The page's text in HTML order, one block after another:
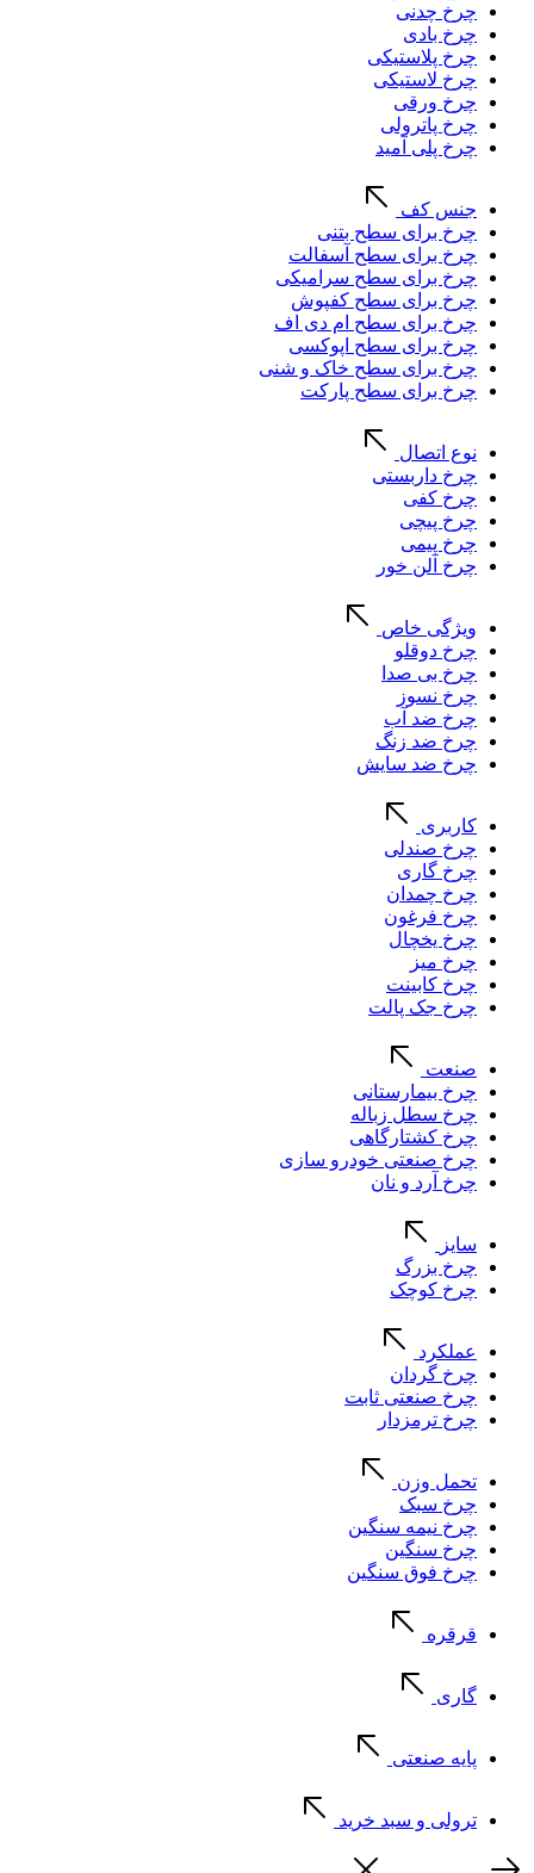
چرخ چدنی
چرخ بادی
چرخ پلاستیکی
چرخ لاستیکی
چرخ ورقی
چرخ پاترولی
چرخ پلی آمید
جنس کف
چرخ برای سطح بتنی
چرخ برای سطح آسفالت
چرخ برای سطح سرامیکی
چرخ برای سطح کفپوش
چرخ برای سطح ام دی اف
چرخ برای سطح اپوکسی
چرخ برای سطح خاک و شنی
چرخ برای سطح پارکت
نوع اتصال
چرخ داربستی
چرخ کفی
چرخ پیچی
چرخ پیمی
چرخ آلن خور
ویژگی خاص
چرخ دوقلو
چرخ بی صدا
چرخ نسوز
چرخ ضد آب
چرخ ضد زنگ
چرخ ضد سایش
کاربری
چرخ صندلی
چرخ گاری
چرخ چمدان
چرخ فرغون
چرخ یخچال
چرخ میز
چرخ کابینت
چرخ جک پالت
صنعت
چرخ بیمارستانی
چرخ سطل زباله
چرخ کشتارگاهی
چرخ صنعتی خودرو سازی
چرخ آرد و نان
سایز
چرخ بزرگ
چرخ کوچک
عملکرد
چرخ گردان
چرخ صنعتی ثابت
چرخ ترمزدار
تحمل وزن
چرخ سبک
چرخ نیمه سنگین
چرخ سنگین
چرخ فوق سنگین
قرقره
گاری
پایه صنعتی
ترولی و سبد خرید